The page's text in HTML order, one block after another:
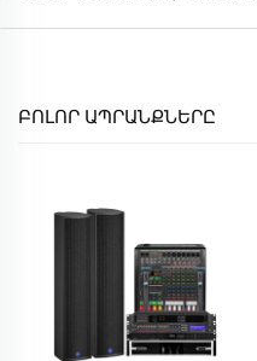
ԲՈԼՈՐ ԱՊՐԱՆՔՆԵՐԸ